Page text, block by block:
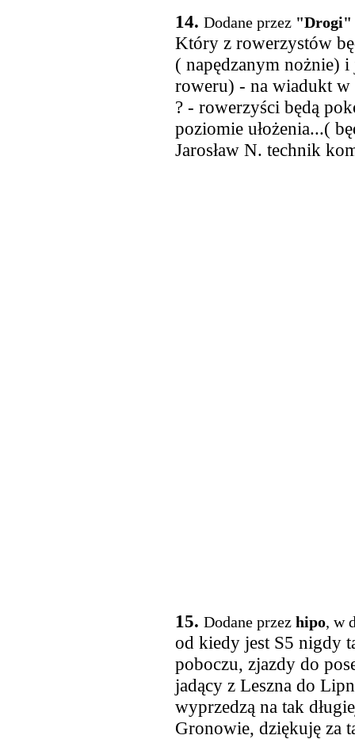
14. Dodane przez
Który z rowerzystów
( napędzanym nożnie) i
roweru) - na wiadukt
? - rowerzyści będą
poziomie ułożenia...(
Jarosław N. technik
15. Dodane przez hipo, w
od kiedy jest S5 nigdy
poboczu, zjazdy do
jadący z Leszna do
wyprzedzą na tak
Gronowie, dziękuję za